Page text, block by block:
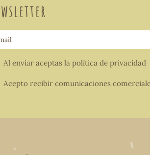
Al enviar aceptas la política de privacidad
Acepto recibir comunicaciones